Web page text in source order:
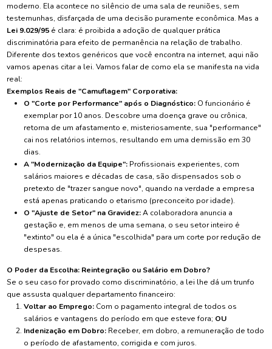
moderno. Ela acontece no silêncio de uma sala de reuniões, sem
testemunhas, disfarçada de uma decisão puramente econômica. Mas a
Lei 9.029/95é clara: é proibida a adoção de qualquer prática
discriminatória para efeito de permanência na relação de trabalho.
Diferente dos textos genéricos que você encontra na internet, aqui não
vamos apenas citar a lei. Vamos falar de como ela se manifesta na vida
real:
Exemplos Reais de "Camuflagem" Corporativa:
O "Corte por Performance" após o Diagnóstico:O funcionário é
exemplar por 10 anos. Descobre uma doença grave ou crônica,
retorna de um afastamento e, misteriosamente, sua "performance"
cai nos relatórios internos, resultando em uma demissão em 30
dias.
A "Modernização da Equipe":Profissionais experientes, com
salários maiores e décadas de casa, são dispensados sob o
pretexto de "trazer sangue novo", quando na verdade a empresa
está apenas praticando o etarismo (preconceito por idade).
O "Ajuste de Setor" na Gravidez:A colaboradora anuncia a
gestação e, em menos de uma semana, o seu setor inteiro é
"extinto" ou ela é a única "escolhida" para um corte por redução de
despesas.
O Poder da Escolha: Reintegração ou Salário em Dobro?
Se o seu caso for provado como discriminatório, a lei lhe dá um trunfo
que assusta qualquer departamento financeiro:
Voltar ao Emprego:Com o pagamento integral de todos os
salários e vantagens do período em que esteve fora; OU
Indenização em Dobro:Receber, em dobro, a remuneração de todo
o período de afastamento, corrigida e com juros.